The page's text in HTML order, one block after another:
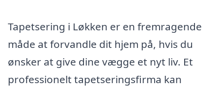
Tapetsering i Løkken er en fremragende
måde at forvandle dit hjem på, hvis du
ønsker at give dine vægge et nyt liv. Et
professionelt tapetseringsfirma kan